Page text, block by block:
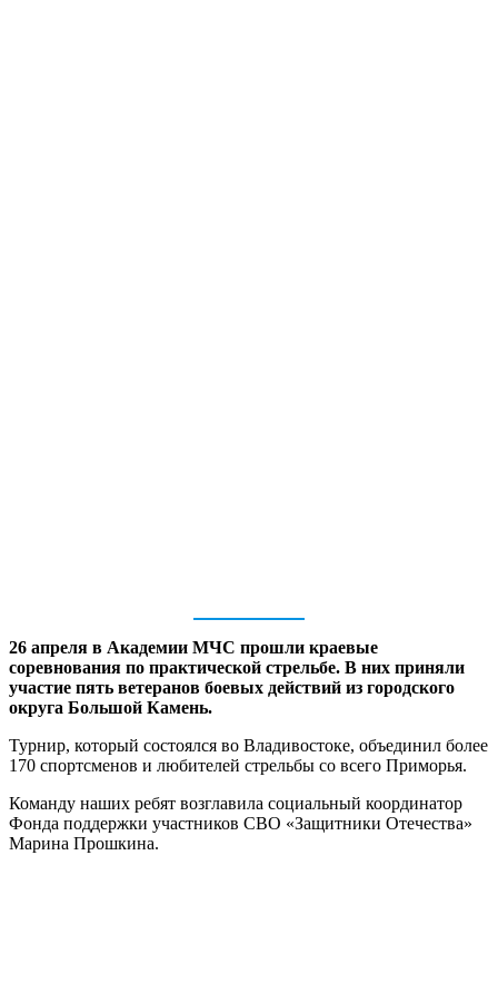
26 апреля в Академии МЧС прошли краевые
соревнования по практической стрельбе. В них приняли
участие пять ветеранов боевых действий из городского
округа Большой Камень.
Турнир, который состоялся во Владивостоке, объединил более
170 спортсменов и любителей стрельбы со всего Приморья.
Команду наших ребят возглавила социальный координатор
Фонда поддержки участников СВО «Защитники Отечества»
Марина Прошкина.